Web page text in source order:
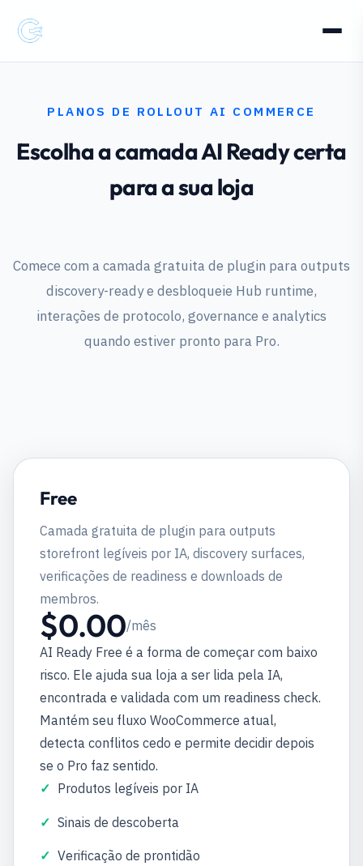
PLANOS DE ROLLOUT AI COMMERCE
Escolha a camada AI Ready certa
para a sua loja
Comece com a camada gratuita de plugin para outputs
discovery-ready e desbloqueie Hub runtime,
interações de protocolo, governance e analytics
quando estiver pronto para Pro.
Free
Camada gratuita de plugin para outputs
storefront legíveis por IA, discovery surfaces,
verificações de readiness e downloads de
membros.
$0.00/mês
AI Ready Free é a forma de começar com baixo
risco. Ele ajuda sua loja a ser lida pela IA,
encontrada e validada com um readiness check.
Mantém seu fluxo WooCommerce atual,
detecta conflitos cedo e permite decidir depois
se o Pro faz sentido.
Produtos legíveis por IA
Sinais de descoberta
Verificação de prontidão